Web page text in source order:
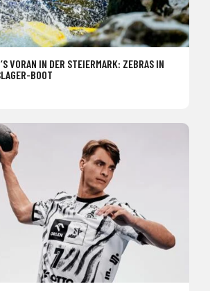
VORAN IN DER STEIERMARK: ZEBRAS IN
BOOT